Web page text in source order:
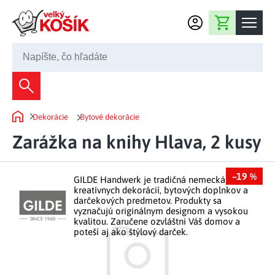
Nákupný košík
02 2220 5080
Dekorácie
Bytové dekorácie
Záhradné dekorácie
Svetelné dekorácie
Fontány a studne
Veľkonočné dekorácie
Domáce elektro
Predsieň a chodba
Kúpeľňa a záchod
Kuchynské pomôcky
Prestieranie a stolovanie
Príprava nápojov
Grilovanie a vyprážanie
Nábytok
Kúpeľňový nábytok
Nábytok do predsiene
Kancelársky nábytok
Záhrada
Dekorácie Bytové dekorácie
Zarážka na knihy Hlava, 2 kusy
GILDE Handwerk je tradičná nemecká značka
kreatívnych dekorácií, bytových doplnkov a
darčekových predmetov. Produkty sa
vyznačujú originálnym designom a vysokou
kvalitou. Zaručene ozvláštni Váš domov a
poteší aj ako štýlový darček.
–19 %